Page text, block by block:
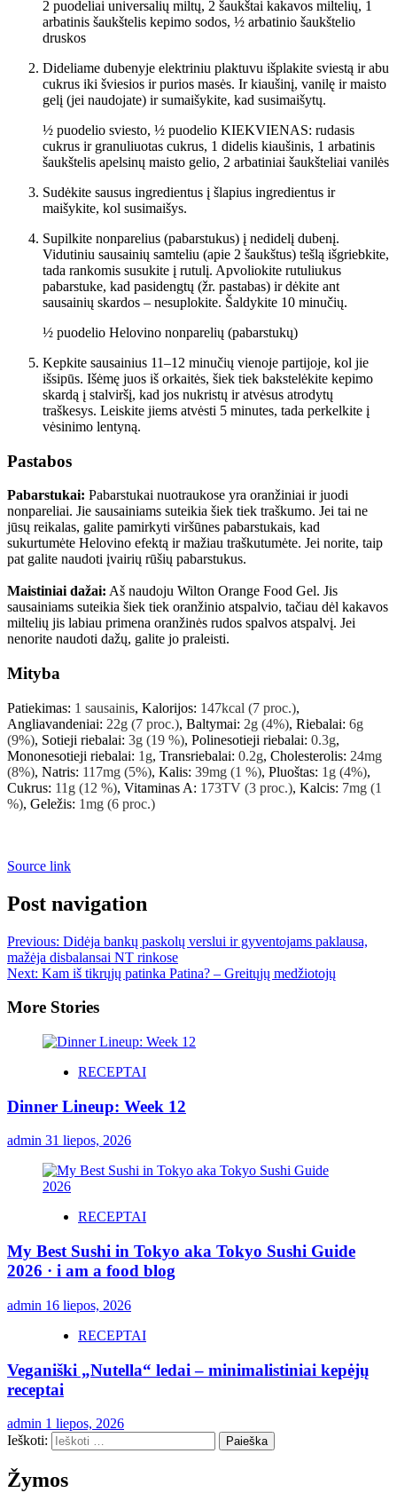
2 puodeliai universalių miltų, 2 šaukštai kakavos miltelių, 1
arbatinis šaukštelis kepimo sodos, ½ arbatinio šaukštelio
druskos
Dideliame dubenyje elektriniu plaktuvu išplakite sviestą ir abu
cukrus iki šviesios ir purios masės. Ir kiaušinį, vanilę ir maisto
gelį (jei naudojate) ir sumaišykite, kad susimaišytų.
½ puodelio sviesto, ½ puodelio KIEKVIENAS: rudasis
cukrus ir granuliuotas cukrus, 1 didelis kiaušinis, 1 arbatinis
šaukštelis apelsinų maisto gelio, 2 arbatiniai šaukšteliai vanilės
Sudėkite sausus ingredientus į šlapius ingredientus ir
maišykite, kol susimaišys.
Supilkite nonparelius (pabarstukus) į nedidelį dubenį.
Vidutiniu sausainių samteliu (apie 2 šaukštus) tešlą išgriebkite,
tada rankomis susukite į rutulį. Apvoliokite rutuliukus
pabarstuke, kad pasidengtų (žr. pastabas) ir dėkite ant
sausainių skardos – nesuplokite. Šaldykite 10 minučių.
½ puodelio Helovino nonparelių (pabarstukų)
Kepkite sausainius 11–12 minučių vienoje partijoje, kol jie
išsipūs. Išėmę juos iš orkaitės, šiek tiek bakstelėkite kepimo
skardą į stalviršį, kad jos nukristų ir atvėsus atrodytų
traškesys. Leiskite jiems atvėsti 5 minutes, tada perkelkite į
vėsinimo lentyną.
Pastabos
Pabarstukai: Pabarstukai nuotraukose yra oranžiniai ir juodi
nonpareliai. Jie sausainiams suteikia šiek tiek traškumo. Jei tai ne
jūsų reikalas, galite pamirkyti viršūnes pabarstukais, kad
sukurtumėte Helovino efektą ir mažiau traškutumėte. Jei norite, taip
pat galite naudoti įvairių rūšių pabarstukus.
Maistiniai dažai: Aš naudoju Wilton Orange Food Gel. Jis
sausainiams suteikia šiek tiek oranžinio atspalvio, tačiau dėl kakavos
miltelių jis labiau primena oranžinės rudos spalvos atspalvį. Jei
nenorite naudoti dažų, galite jo praleisti.
Mityba
Patiekimas: 1 sausainis, Kalorijos: 147kcal (7 proc.),
Angliavandeniai: 22g (7 proc.), Baltymai: 2g (4%), Riebalai: 6g
(9%), Sotieji riebalai: 3g (19 %), Polinesotieji riebalai: 0.3g,
Mononesotieji riebalai: 1 g, Transriebalai: 0.2g, Cholesterolis: 24mg
(8%), Natris: 117mg (5%), Kalis: 39mg (1 %), Pluoštas: 1 g (4%),
Cukrus: 11 g (12 %), Vitaminas A: 173TV (3 proc.), Kalcis: 7mg (1
%), Geležis: 1mg (6 proc.)
Source link
Post navigation
Previous: Didėja bankų paskolų verslui ir gyventojams paklausa,
mažėja disbalansai NT rinkose
Next: Kam iš tikrųjų patinka Patina? – Greitųjų medžiotojų
More Stories
RECEPTAI
Dinner Lineup: Week 12
admin 31 liepos, 2026
RECEPTAI
My Best Sushi in Tokyo aka Tokyo Sushi Guide
2026 · i am a food blog
admin 16 liepos, 2026
RECEPTAI
Veganiški „Nutella“ ledai – minimalistiniai kepėjų
receptai
admin 1 liepos, 2026
Ieškoti:
Žymos